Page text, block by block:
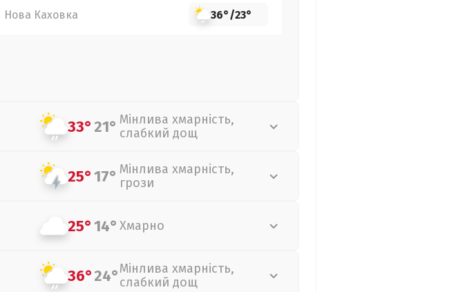
Нова Каховка 36°/23°
33°21° Мінлива хмарність,
слабкий дощ
25°17° Мінлива хмарність,
грози
25°14° Хмарно
36°24°Мінлива хмарність,
слабкий дощ